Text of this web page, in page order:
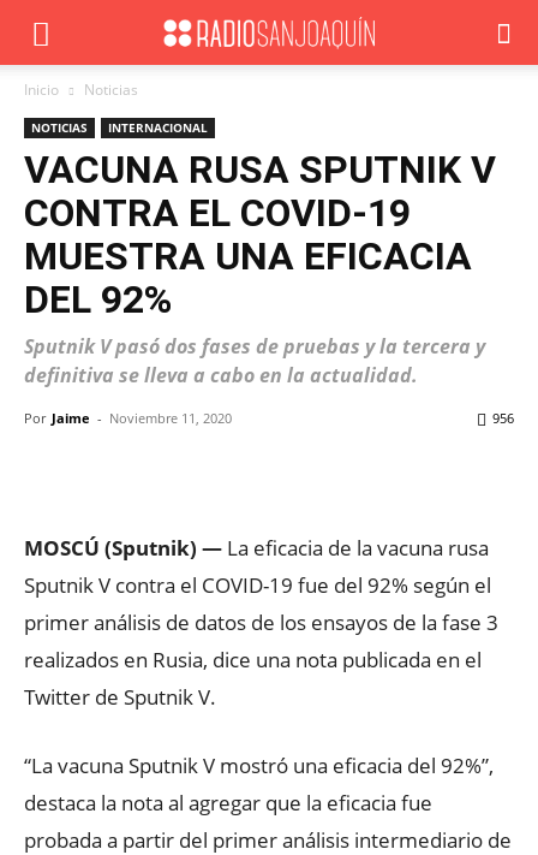
Inicio Noticias
NOTICIAS INTERNACIONAL
VACUNA RUSA SPUTNIK V
CONTRA EL COVID-19
MUESTRA UNA EFICACIA
DEL 92%
Sputnik V pasó dos fases de pruebas y la tercera y
definitiva se lleva a cabo en la actualidad.
Por Jaime - Noviembre 11, 2020 956
MOSCÚ (Sputnik) — La eficacia de la vacuna rusa
Sputnik V contra el COVID-19 fue del 92% según el
primer análisis de datos de los ensayos de la fase 3
realizados en Rusia, dice una nota publicada en el
Twitter de Sputnik V.
“La vacuna Sputnik V mostró una eficacia del 92%”,
destaca la nota al agregar que la eficacia fue
probada a partir del primer análisis intermediario de